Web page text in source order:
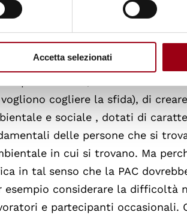
Accetta selezionati
acquisto solidale, comunità
consumo critico e
più “istituzionalizzati”.
parola vuota, è fondamentale
cogliere la sfida), di
e sociale , dotati di
delle persone che si
in cui si trovano. Ma
in tal senso che la PAC
esempio considerare la difficoltà
e partecipanti occasionali.